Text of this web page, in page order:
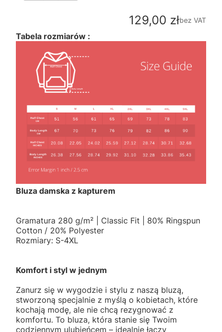
Cena
129,00 złbez VAT
Tabela rozmiarów :
Bluza damska z kapturem
Gramatura 280 g/m² | Classic Fit | 80% Ringspun
Cotton / 20% Polyester
Rozmiary: S-4XL
Komfort i styl w jednym
Zanurz się w wygodzie i stylu z naszą bluzą,
stworzoną specjalnie z myślą o kobietach, które
kochają modę, ale nie chcą rezygnować z
komfortu. To bluza, która stanie się Twoim
codziennym ulubieńcem – idealnie łączy